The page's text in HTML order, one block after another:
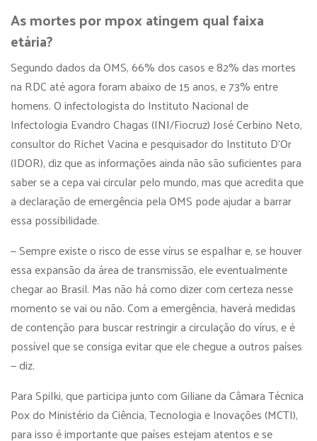
As mortes por mpox atingem qual faixa
etária?
Segundo dados da OMS, 66% dos casos e 82% das mortes
na RDC até agora foram abaixo de 15 anos, e 73% entre
homens. O infectologista do Instituto Nacional de
Infectologia Evandro Chagas (INI/Fiocruz) José Cerbino Neto,
consultor do Richet Vacina e pesquisador do Instituto D’Or
(IDOR), diz que as informações ainda não são suficientes para
saber se a cepa vai circular pelo mundo, mas que acredita que
a declaração de emergência pela OMS pode ajudar a barrar
essa possibilidade.
— Sempre existe o risco de esse vírus se espalhar e, se houver
essa expansão da área de transmissão, ele eventualmente
chegar ao Brasil. Mas não há como dizer com certeza nesse
momento se vai ou não. Com a emergência, haverá medidas
de contenção para buscar restringir a circulação do vírus, e é
possível que se consiga evitar que ele chegue a outros países
— diz.
Para Spilki, que participa junto com Giliane da Câmara Técnica
Pox do Ministério da Ciência, Tecnologia e Inovações (MCTI),
para isso é importante que países estejam atentos e se